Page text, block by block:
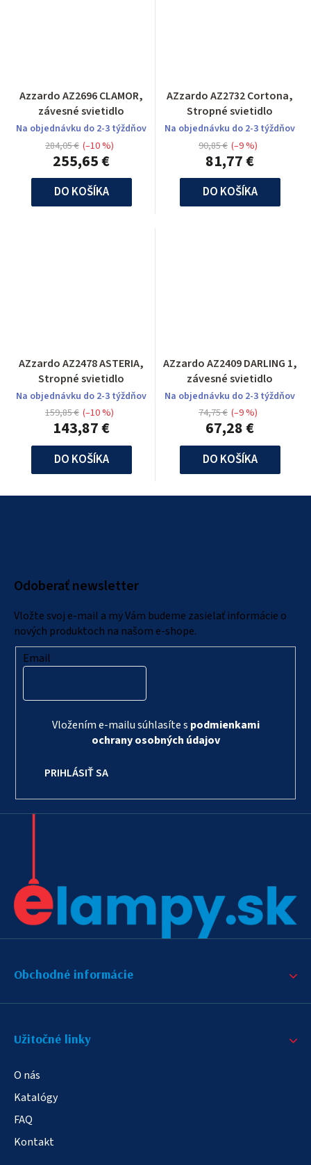
Azzardo AZ2696 CLAMOR,
závesné svietidlo
Na objednávku do 2-3 týždňov
255,65 €
284,05 € (–10 %)
DO KOŠÍKA
AZzardo AZ2732 Cortona,
Stropné svietidlo
Na objednávku do 2-3 týždňov
81,77 €
90,85 € (–9 %)
DO KOŠÍKA
AZzardo AZ2478 ASTERIA,
Stropné svietidlo
Na objednávku do 2-3 týždňov
143,87 €
159,85 € (–10 %)
DO KOŠÍKA
AZzardo AZ2409 DARLING 1,
závesné svietidlo
Na objednávku do 2-3 týždňov
67,28 €
74,75 € (–9 %)
DO KOŠÍKA
Odoberať newsletter
Vložte svoj e-mail a my Vám budeme zasielať informácie o
nových produktoch na našom e-shope.
Email
Vložením e-mailu súhlasíte s podmienkami
ochrany osobných údajov
PRIHLÁSIŤ SA
Obchodné informácie
Užitočné linky
O nás
Katalógy
FAQ
Kontakt